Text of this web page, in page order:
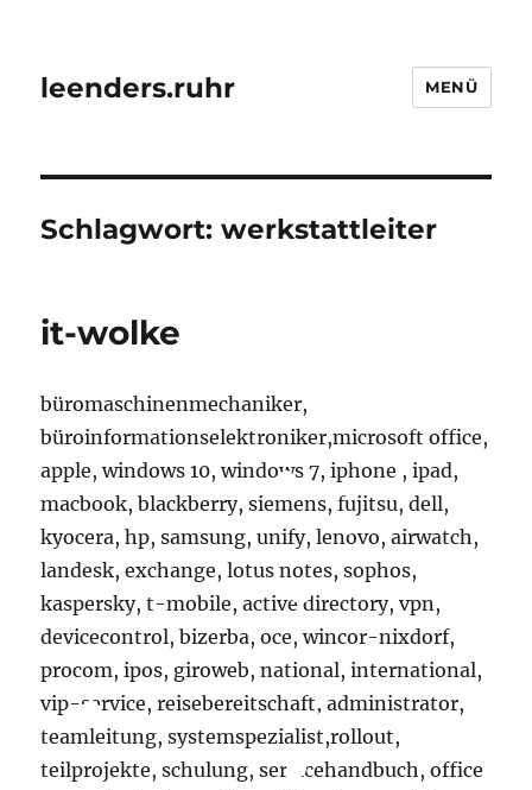
leenders.ruhr MENÜ
Schlagwort:werkstattleiter
it-wolke
büromaschinenmechaniker,
büroinformationselektroniker,microsoft office,
apple, windows 10, windows 7, iphone , ipad,
macbook, blackberry, siemens, fujitsu, dell,
kyocera, hp, samsung, unify, lenovo, airwatch,
landesk, exchange, lotus notes, sophos,
kaspersky, t-mobile, active directory, vpn,
devicecontrol, bizerba, oce, wincor-nixdorf,
procom, ipos, giroweb, national, international,
vip-service, reisebereitschaft, administrator,
teamleitung, systemspezialist,rollout,
teilprojekte, schulung, servicehandbuch, office